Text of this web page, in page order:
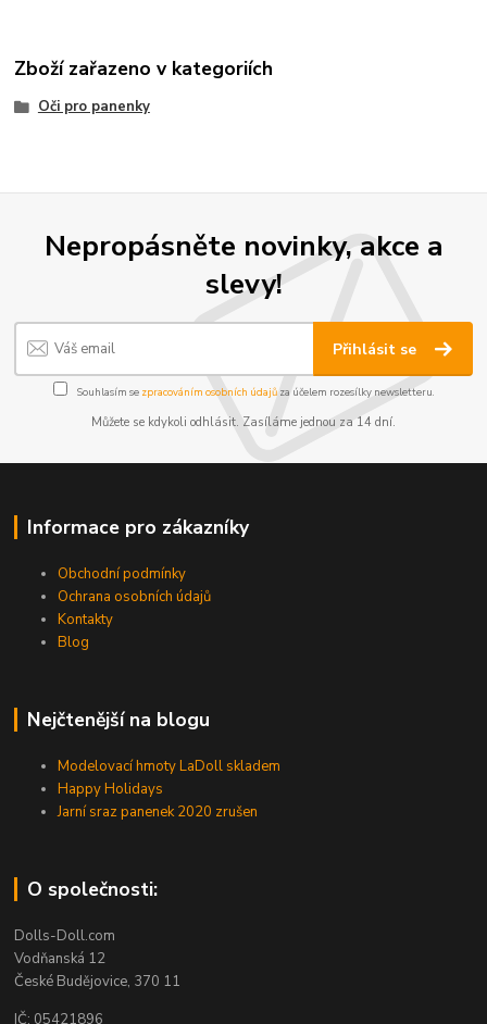
Zboží zařazeno v kategoriích
Oči pro panenky
Nepropásněte novinky, akce a
slevy!
Přihlásit se
Souhlasím se zpracováním osobních údajůza účelem rozesílky newsletteru.
Můžete se kdykoli odhlásit. Zasíláme jednou za 14 dní.
Informace pro zákazníky
Obchodní podmínky
Ochrana osobních údajů
Kontakty
Blog
Nejčtenější na blogu
Modelovací hmoty LaDoll skladem
Happy Holidays
Jarní sraz panenek 2020 zrušen
O společnosti:
Dolls-Doll.com
Vodňanská 12
České Budějovice, 370 11
IČ: 05421896